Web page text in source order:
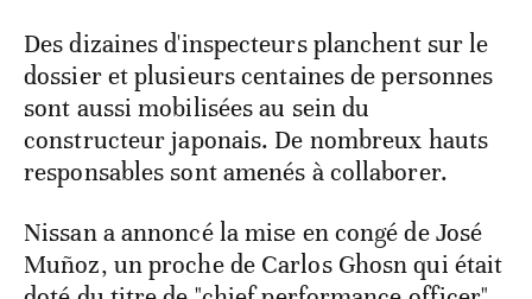
Des dizaines d'inspecteurs planchent sur le
dossier et plusieurs centaines de personnes
sont aussi mobilisées au sein du
constructeur japonais. De nombreux hauts
responsables sont amenés à collaborer.
Nissan a annoncé la mise en congé de José
Muñoz, un proche de Carlos Ghosn qui était